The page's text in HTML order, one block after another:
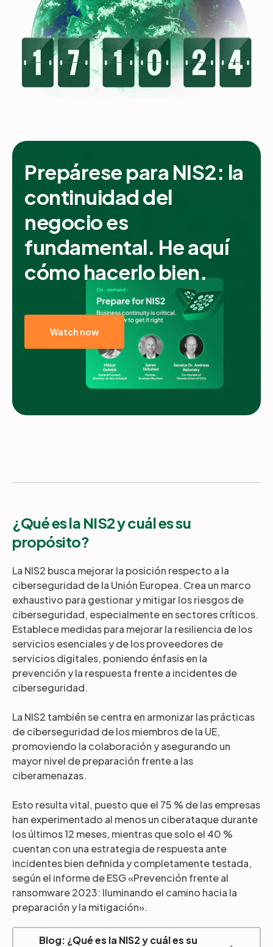
Prepárese para NIS2: la
continuidad del
negocio es
fundamental. He aquí
cómo hacerlo bien.
Watch now
¿Qué es la NIS2 y cuál es su
propósito?
La NIS2 busca mejorar la posición respecto a la
ciberseguridad de la Unión Europea. Crea un marco
exhaustivo para gestionar y mitigar los riesgos de
ciberseguridad, especialmente en sectores críticos.
Establece medidas para mejorar la resiliencia de los
servicios esenciales y de los proveedores de
servicios digitales, poniendo énfasis en la
prevención y la respuesta frente a incidentes de
ciberseguridad.
La NIS2 también se centra en armonizar las prácticas
de ciberseguridad de los miembros de la UE,
promoviendo la colaboración y asegurando un
mayor nivel de preparación frente a las
ciberamenazas.
Esto resulta vital, puesto que el 75 % de las empresas
han experimentado al menos un ciberataque durante
los últimos 12 meses, mientras que solo el 40 %
cuentan con una estrategia de respuesta ante
incidentes bien definida y completamente testada,
según el informe de ESG «Prevención frente al
ransomware 2023: Iluminando el camino hacia la
preparación y la mitigación».
Blog: ¿Qué es la NIS2 y cuál es su